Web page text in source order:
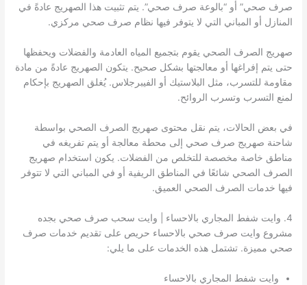
صرف صحي” أو “بالوعة صرف صحي”. يتم تثبيت هذا الصهريج عادةً في
المنازل أو المباني التي لا يتوفر فيها نظام صرف صحي مركزي.
صهريج الصرف الصحي يقوم بتجميع المياه العادمة والفضلات ويحفظها
حتى يتم إفراغها أو معالجتها بشكل صحيح. يتكون الصهريج عادةً من مادة
مقاومة للتسرب، مثل البلاستيك أو الفيبرجلاس. يُغلق الصهريج بإحكام
لمنع التسرب وتسرب الروائح.
في بعض الحالات، يتم نقل محتوى صهريج الصرف الصحي بواسطة
شاحنة صهريج صرف صحي إلى محطة معالجة أو يتم تفريغه في
مناطق خاصة مخصصة للتخلص من الفضلات. يكون استخدام صهريج
الصرف الصحي شائعًا في المناطق الريفية أو في المباني التي لا تتوفر
فيها خدمات الصرف الصحي العميق.
4. وايت شفط المجاري بالاحساء | وايت سحب صرف صحي بجده
مشروع وايت صرف صحي بالاحساء حريص على تقديم خدمات صرف
صحي مميزة. تشتمل هذه الخدمات على ما يلي:
وايت شفط المجاري بالاحساء